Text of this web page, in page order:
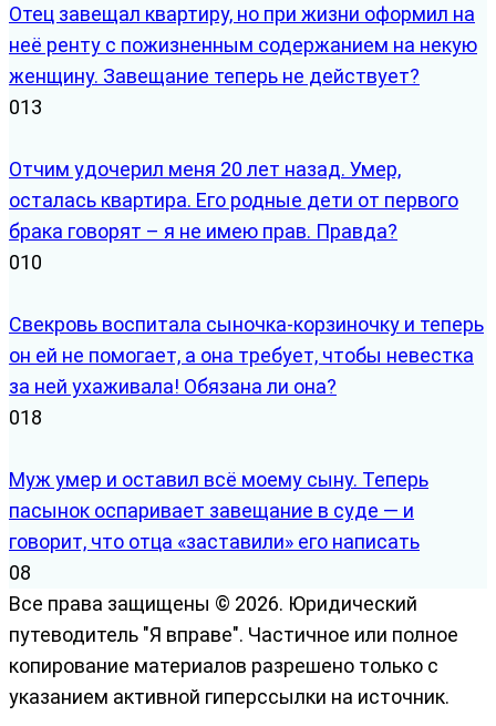
Отец завещал квартиру, но при жизни оформил на
неё ренту с пожизненным содержанием на некую
женщину. Завещание теперь не действует?
013
Отчим удочерил меня 20 лет назад. Умер,
осталась квартира. Его родные дети от первого
брака говорят – я не имею прав. Правда?
010
Свекровь воспитала сыночка-корзиночку и теперь
он ей не помогает, а она требует, чтобы невестка
за ней ухаживала! Обязана ли она?
018
Муж умер и оставил всё моему сыну. Теперь
пасынок оспаривает завещание в суде — и
говорит, что отца «заставили» его написать
08
Все права защищены © 2026. Юридический
путеводитель "Я вправе". Частичное или полное
копирование материалов разрешено только с
указанием активной гиперссылки на источник.